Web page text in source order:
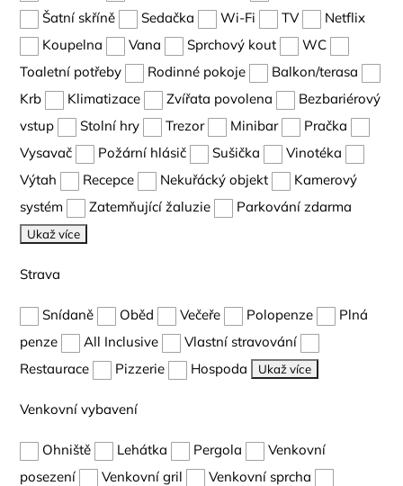
Šatní skříně
Sedačka Wi-Fi TV
Netflix
Koupelna
Vana Sprchový kout
WC
Toaletní potřeby
Rodinné pokoje
Balkon/terasa
Krb
Klimatizace Zvířata povolena
Bezbariérový
vstup
Stolní hry Trezor Minibar
Pračka
Vysavač
Požární hlásič Sušička
Vinotéka
Výtah
Recepce Nekuřácký objekt
Kamerový
systém
Zatemňující žaluzie Parkování zdarma
Ukaž více
Strava
Snídaně Oběd Večeře Polopenze
Plná
penze
All Inclusive
Vlastní stravování
Restaurace
Pizzerie Hospoda Ukaž více
Venkovní vybavení
Ohniště Lehátka Pergola
Venkovní
posezení
Venkovní gril
Venkovní sprcha